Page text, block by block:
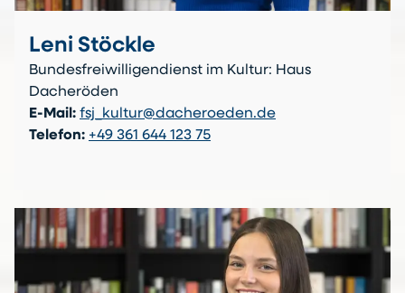
Leni Stöckle
Bundesfreiwilligendienst im Kultur: Haus
Dacheröden
E-Mail: fsj_kultur@dacheroeden.de
Telefon: +49 361 644 123 75